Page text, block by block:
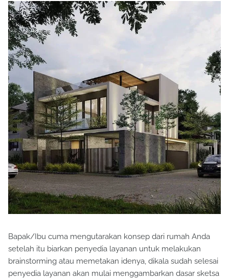
Bapak/Ibu cuma mengutarakan konsep dari rumah Anda
setelah itu biarkan penyedia layanan untuk melakukan
brainstorming atau memetakan idenya, dikala sudah selesai
penyedia layanan akan mulai menggambarkan dasar sketsa